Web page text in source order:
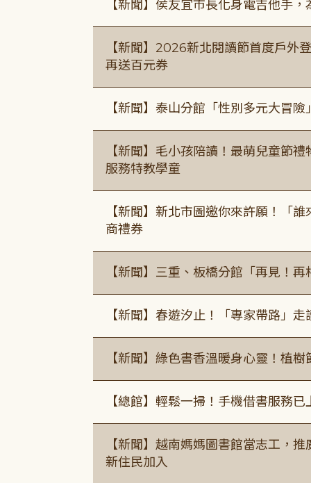
【新聞】侯友宜市長化身電吉他手
【新聞】2026新北閱讀節首度戶外
再送百元券
【新聞】泰山分館「性別多元大冒
【新聞】毛小孩陪讀！最萌兒童節
服務特教學童
【新聞】新北市圖邀你來許願！「
商禮券
【新聞】三重、板橋分館「再見！
【新聞】春遊汐止！「專家帶路」
【新聞】綠色書香溫暖身心靈！植
【總館】輕鬆一掃！手機借書服務已
【新聞】越南媽媽圖書館當志工，
新住民加入